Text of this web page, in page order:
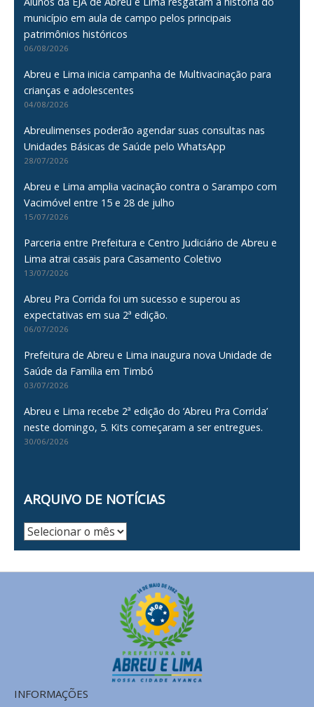
município em aula de campo pelos principais
patrimônios históricos
06/08/2026
Abreu e Lima inicia campanha de Multivacinação para
crianças e adolescentes
04/08/2026
Abreulimenses poderão agendar suas consultas nas
Unidades Básicas de Saúde pelo WhatsApp
28/07/2026
Abreu e Lima amplia vacinação contra o Sarampo com
Vacimóvel entre 15 e 28 de julho
15/07/2026
Parceria entre Prefeitura e Centro Judiciário de Abreu e
Lima atrai casais para Casamento Coletivo
13/07/2026
Abreu Pra Corrida foi um sucesso e superou as
expectativas em sua 2ª edição.
06/07/2026
Prefeitura de Abreu e Lima inaugura nova Unidade de
Saúde da Família em Timbó
03/07/2026
Abreu e Lima recebe 2ª edição do ‘Abreu Pra Corrida’
neste domingo, 5. Kits começaram a ser entregues.
30/06/2026
ARQUIVO DE NOTÍCIAS
Arquivo
INFORMAÇÕES